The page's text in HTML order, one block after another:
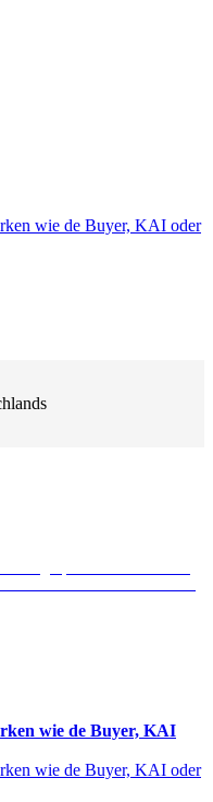
wie de Buyer, KAI